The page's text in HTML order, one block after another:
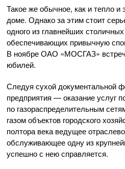
Такое же обычное, как и тепло и
доме. Однако за этим стоит
одного из главнейших
обеспечивающих привычную
В ноябреОАО «МОСГАЗ»
юбилей.
Следуя сухой документальной
предприятия — оказание услуг
по газораспределительным
газом объектов городского
полтора века ведущее
обслуживающее одну из
успешно с нею справляется.